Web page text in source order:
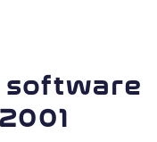
software